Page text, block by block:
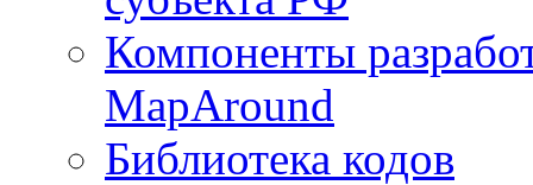
Компоненты
MapAround
Библиотека кодов